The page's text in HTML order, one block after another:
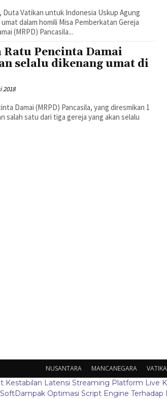
Duta Vatikan untuk Indonesia Uskup Agung
dalam homili Misa Pemberkatan Gereja
(MRPD) Pancasila...
Ratu Pencinta Damai
selalu dikenang umat di
2018
Damai (MRPD) Pancasila, yang diresmikan 1
salah satu dari tiga gereja yang akan selalu
NUSANTARA MANCANEGARA
Kestabilan Latensi Streaming Platform Live
Dampak Optimasi Script Engine